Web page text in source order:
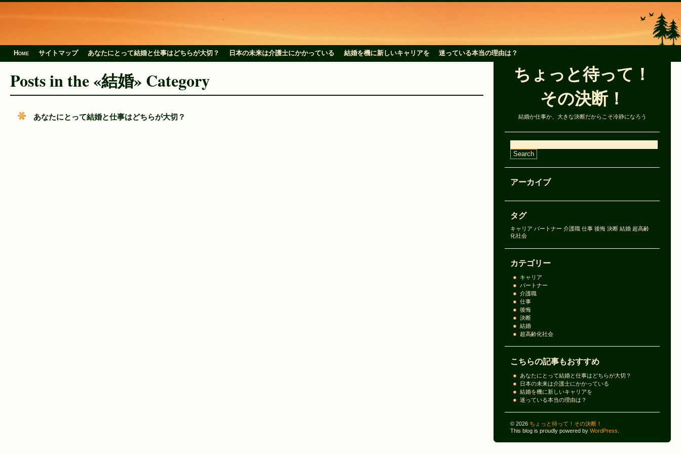
Home サイトマップ あなたにとって結婚と仕事はどちらが大切？ 日本の未来は介護士にかかっている 結婚を機に新しいキャリアを 迷っている本当の理由は？
ちょっと待って！
その決断！
結婚か仕事か、大きな決断だからこそ冷静になろう
アーカイブ
タグ
キャリア パートナー 介護職 仕事 後悔 決断 結婚 超高齢
化社会
カテゴリー
キャリア
パートナー
介護職
仕事
後悔
決断
結婚
超高齢化社会
こちらの記事もおすすめ
あなたにとって結婚と仕事はどちらが大切？
日本の未来は介護士にかかっている
結婚を機に新しいキャリアを
迷っている本当の理由は？
© 2026 ちょっと待って！その決断！
This blog is proudly powered by WordPress.
Posts in the «結婚» Category
あなたにとって結婚と仕事はどちらが大切？